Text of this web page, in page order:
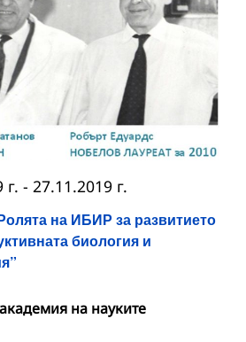
на ИБИР за развитието
биология и
г. - 27.11.2019 г.
на науките